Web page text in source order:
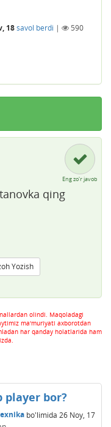
18savol berdi |
590
Eng zo'r javob
qing
Yozish
olindi. Maqoladagi
ma'muriyati axborotdan
har qanday holatlarida ham
player bor?
bo'limida 26 Noy, 17